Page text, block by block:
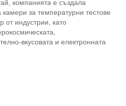
компанията е създала
за температурни тестове
от индустрии, като
вкусовата и електронната